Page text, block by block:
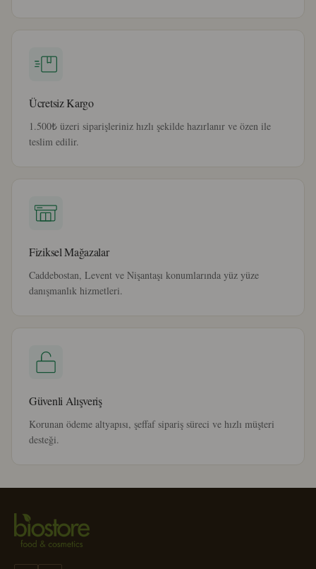
Ücretsiz Kargo
1.500₺ üzeri siparişleriniz hızlı şekilde hazırlanır ve özen ile
teslim edilir.
Fiziksel Mağazalar
Caddebostan, Levent ve Nişantaşı konumlarında yüz yüze
danışmanlık hizmetleri.
Güvenli Alışveriş
Korunan ödeme altyapısı, şeffaf sipariş süreci ve hızlı müşteri
desteği.